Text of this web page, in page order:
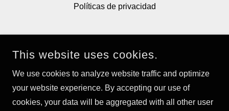
Políticas de privacidad
1 (787) 585-9537
COPYRIGHT © 2025 ATENCIÓN ELITE - ALL RIGHTS
This website uses cookies.
We use cookies to analyze website traffic and optimize
your website experience. By accepting our use of
cookies, your data will be aggregated with all other user